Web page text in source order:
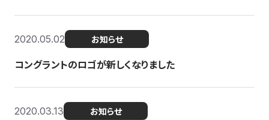
2020.05.02 お知らせ
コングラントのロゴが新しくなりました
2020.03.13 お知らせ